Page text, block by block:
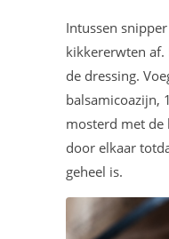
Intussen
kikkererwten af.
de dressing.
balsamicoazijn,
mosterd met de
door elkaar
geheel is.